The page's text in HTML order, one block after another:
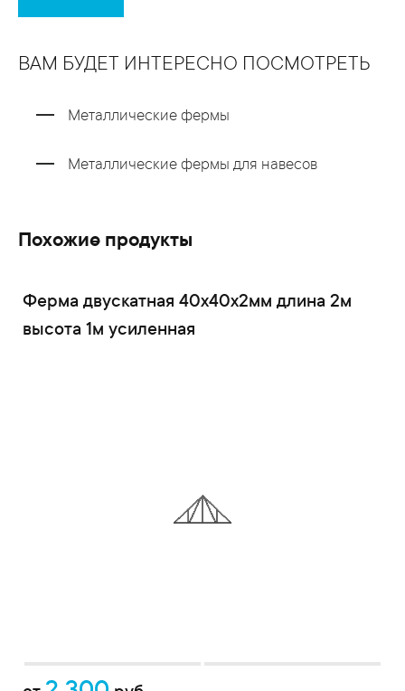
ВАМ БУДЕТ ИНТЕРЕСНО ПОСМОТРЕТЬ
Металлические фермы
Металлические фермы для навесов
Похожие продукты
Ферма двускатная 40x40x2мм длина 2м
высота 1м усиленная